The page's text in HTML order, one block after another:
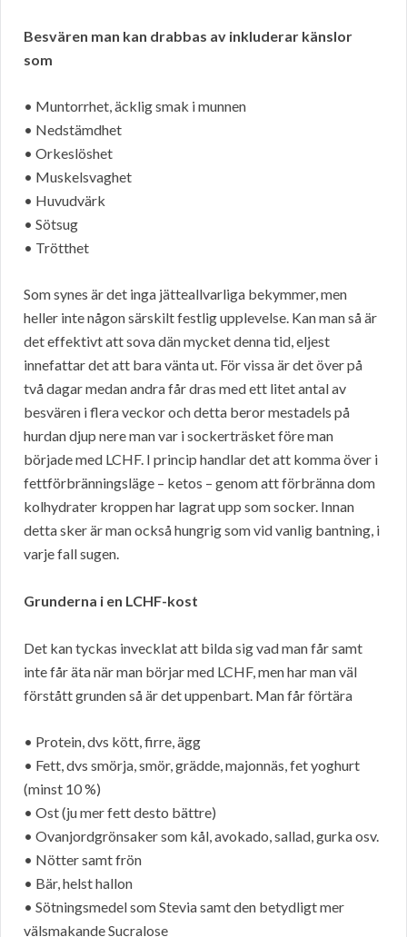
Besvären man kan drabbas av inkluderar känslor
som
• Muntorrhet, äcklig smak i munnen
• Nedstämdhet
• Orkeslöshet
• Muskelsvaghet
• Huvudvärk
• Sötsug
• Trötthet
Som synes är det inga jätteallvarliga bekymmer, men
heller inte någon särskilt festlig upplevelse. Kan man så är
det effektivt att sova dän mycket denna tid, eljest
innefattar det att bara vänta ut. För vissa är det över på
två dagar medan andra får dras med ett litet antal av
besvären i flera veckor och detta beror mestadels på
hurdan djup nere man var i sockerträsket före man
började med LCHF. I princip handlar det att komma över i
fettförbränningsläge – ketos – genom att förbränna dom
kolhydrater kroppen har lagrat upp som socker. Innan
detta sker är man också hungrig som vid vanlig bantning, i
varje fall sugen.
Grunderna i en LCHF-kost
Det kan tyckas invecklat att bilda sig vad man får samt
inte får äta när man börjar med LCHF, men har man väl
förstått grunden så är det uppenbart. Man får förtära
• Protein, dvs kött, firre, ägg
• Fett, dvs smörja, smör, grädde, majonnäs, fet yoghurt
(minst 10 %)
• Ost (ju mer fett desto bättre)
• Ovanjordgrönsaker som kål, avokado, sallad, gurka osv.
• Nötter samt frön
• Bär, helst hallon
• Sötningsmedel som Stevia samt den betydligt mer
välsmakande Sucralose